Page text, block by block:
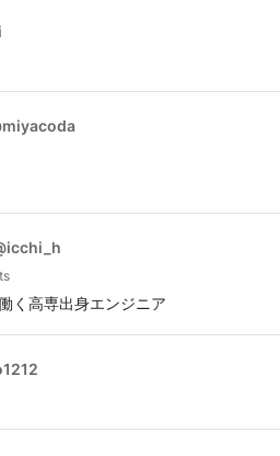
miyacoda
icchi_h
く高専出身エンジニア